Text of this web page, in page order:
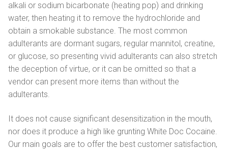
alkali or sodium bicarbonate (heating pop) and drinking
water, then heating it to remove the hydrochloride and
obtain a smokable substance. The most common
adulterants are dormant sugars, regular mannitol, creatine,
or glucose, so presenting vivid adulterants can also stretch
the deception of virtue, or it can be omitted so that a
vendor can present more items than without the
adulterants.
It does not cause significant desensitization in the mouth,
nor does it produce a high like grunting White Doc Cocaine.
Our main goals are to offer the best customer satisfaction,